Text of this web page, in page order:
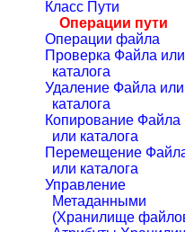
Класс Пути
Операции пути
Операции файла
Проверка Файла или
каталога
Удаление Файла или
каталога
Копирование Файла
или каталога
Перемещение
или каталога
Управление
Метаданными
(Хранилище